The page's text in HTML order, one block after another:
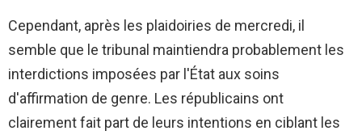
Cependant, après les plaidoiries de mercredi, il
semble que le tribunal maintiendra probablement les
interdictions imposées par l'État aux soins
d'affirmation de genre. Les républicains ont
clairement fait part de leurs intentions en ciblant les